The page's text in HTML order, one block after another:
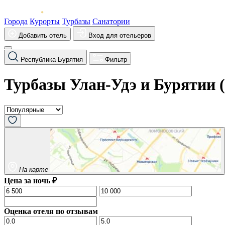
Города Курорты Турбазы Санатории
Добавить отель Вход для отельеров
Республика Бурятия Фильтр
Турбазы Улан-Удэ и Бурятии (
На карте
Цена за ночь ₽
Оценка отеля по отзывам